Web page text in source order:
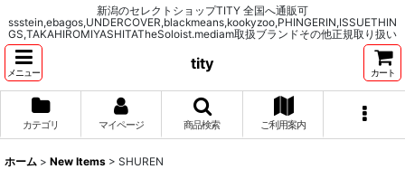
新潟のセレクトショップTITY 全国へ通販可
ssstein,ebagos,UNDERCOVER,blackmeans,kookyzoo,PHINGERIN,ISSUETHIN
GS,TAKAHIROMIYASHITATheSoloist.mediam取扱ブランドその他正規取り扱い
メニュー
tity
カート
カテゴリ マイページ 商品検索 ご利用案内
ホーム > New Items > SHUREN